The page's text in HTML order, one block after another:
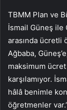
TBMM Plan ve
İsmail Güneş ile
arasında ücretli
Ağbaba,
maksimum ücret
karşılamıyor.
hâlâ benimle
öğretmenler